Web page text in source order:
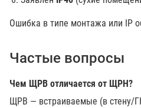
Ошибка в типе монтажа или IP
Частые вопросы
Чем ЩРВ отличается от ЩРН?
ЩРВ — встраиваемые (в стену/